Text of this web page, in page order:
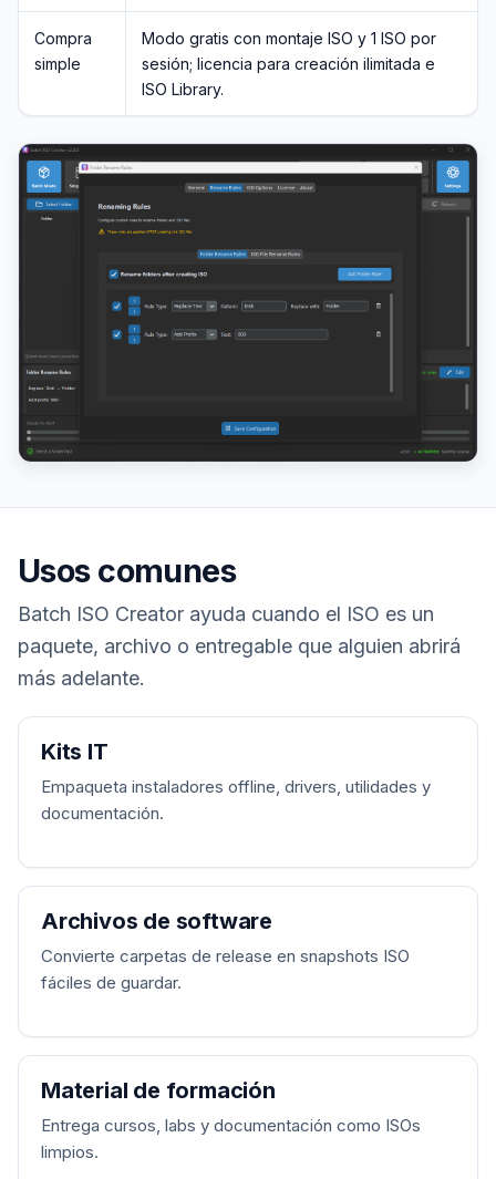
Compra
simple
Modo gratis con montaje ISO y 1 ISO por
sesión; licencia para creación ilimitada e
ISO Library.
Usos comunes
Batch ISO Creator ayuda cuando el ISO es un
paquete, archivo o entregable que alguien abrirá
más adelante.
Kits IT
Empaqueta instaladores offline, drivers, utilidades y
documentación.
Archivos de software
Convierte carpetas de release en snapshots ISO
fáciles de guardar.
Material de formación
Entrega cursos, labs y documentación como ISOs
limpios.